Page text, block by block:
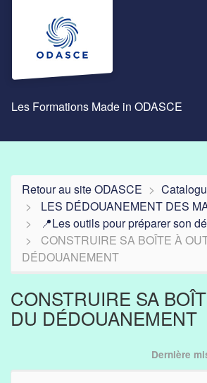
Aller au menu principal
Aller au contenu principal
Personnaliser l'interface
Les Formations Made in ODASCE
Retour au site ODASCE
LES DÉDOUANEMENT DES
📍Les outils pour préparer son
CONSTRUIRE SA BOÎTE À
DÉDOUANEMENT
CONSTRUIRE SA
DU DÉDOUANEMENT
Dernière